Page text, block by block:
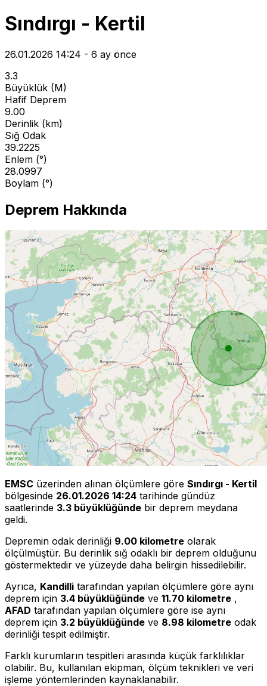
Sındırgı - Kertil
26.01.2026 14:24 - 6 ay önce
3.3
Büyüklük (M)
Hafif Deprem
9.00
Derinlik (km)
Sığ Odak
39.2225
Enlem (°)
28.0997
Boylam (°)
Deprem Hakkında
EMSC üzerinden alınan ölçümlere göre Sındırgı - Kertil
bölgesinde 26.01.2026 14:24 tarihinde gündüz
saatlerinde 3.3 büyüklüğünde bir deprem meydana
geldi.
Depremin odak derinliği 9.00 kilometre olarak
ölçülmüştür. Bu derinlik sığ odaklı bir deprem olduğunu
göstermektedir ve yüzeyde daha belirgin hissedilebilir.
Ayrıca, Kandilli tarafından yapılan ölçümlere göre aynı
deprem için 3.4 büyüklüğünde ve 11.70 kilometre ,
AFAD tarafından yapılan ölçümlere göre ise aynı
deprem için 3.2 büyüklüğünde ve 8.98 kilometre odak
derinliği tespit edilmiştir.
Farklı kurumların tespitleri arasında küçük farklılıklar
olabilir. Bu, kullanılan ekipman, ölçüm teknikleri ve veri
işleme yöntemlerinden kaynaklanabilir.